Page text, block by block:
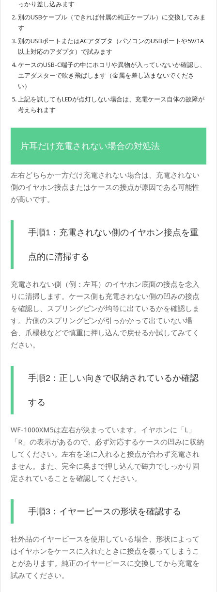
っかり差し込みます
別のUSBケーブル（できれば付属の純正ケーブル）に交換してみま
す
別のUSBポートまたはACアダプタ（パソコンのUSBポートや5V/1A
以上対応のアダプタ）で試みます
ケースのUSB-C端子の中にホコリや異物が入っていないか確認し、
エアダスターで吹き飛ばします（金属を差し込まないでくださ
い）
上記を試してもLEDが点灯しない場合は、充電ケース自体の故障が
考えられます
片耳だけ充電されない場合の対処法
左右どちらか一方だけ充電されない場合は、充電されない
側のイヤホン接点またはケースの接点が原因である可能性
が高いです。
手順1：充電されない側のイヤホン接点を重
点的に清掃する
充電されない側（例：左耳）のイヤホン底面の接点を念入
りに清掃します。ケース側も充電されない側の凹みの接点
を確認し、スプリングピンが均等に出ているかを確認しま
す。片側のスプリングピンが引っかかって出ていない場
合、爪楊枝などで慎重に押し込んで戻せるか試してみてく
ださい。
手順2：正しい向きで収納されているか確認
する
WF-1000XM5は左右が決まっています。イヤホンに「L」
「R」の表示があるので、必ず対応するケースの凹みに収納
してください。左右を逆に入れると接点が合わず充電され
ません。また、完全に奥まで押し込んで磁力でしっかり固
定されていることを確認してください。
手順3：イヤーピースの形状を確認する
社外品のイヤーピースを使用している場合、形状によって
はイヤホンをケースに入れたときに接点を覆ってしまうこ
とがあります。純正のイヤーピースに交換してから充電を
試みてください。